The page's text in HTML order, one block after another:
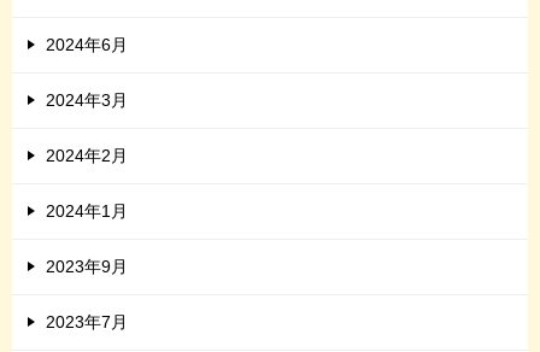
2024年6月
2024年3月
2024年2月
2024年1月
2023年9月
2023年7月